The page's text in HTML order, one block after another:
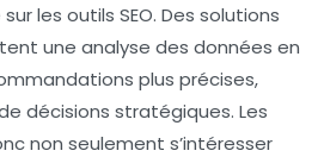
les outils SEO. Des solutions
une analyse des données en
plus précises,
décisions stratégiques. Les
non seulement s’intéresser